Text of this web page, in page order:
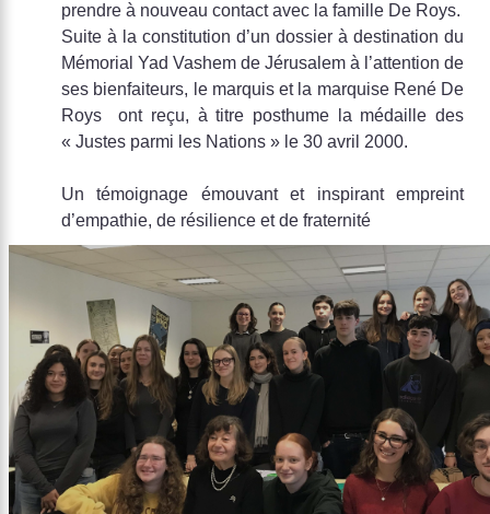
prendre à nouveau contact avec la famille De Roys.
Suite à la constitution d’un dossier à destination du
Mémorial Yad Vashem de Jérusalem à l’attention de
ses bienfaiteurs, le marquis et la marquise René De
Roys ont reçu, à titre posthume la médaille des
« Justes parmi les Nations » le 30 avril 2000.
Un témoignage émouvant et inspirant empreint
d’empathie, de résilience et de fraternité